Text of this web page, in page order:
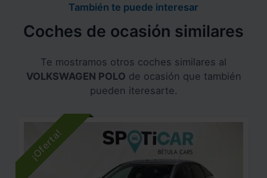
También te puede interesar
Coches de ocasión similares
Te mostramos otros coches similares al
VOLKSWAGEN POLO de ocasión que también
pueden iteresarte.